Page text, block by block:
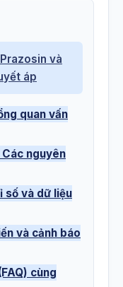
và
áp
quan vấn
nguyên
số và dữ liệu
và cảnh báo
cùng